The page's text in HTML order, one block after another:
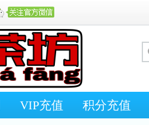
VIP充值 积分充值